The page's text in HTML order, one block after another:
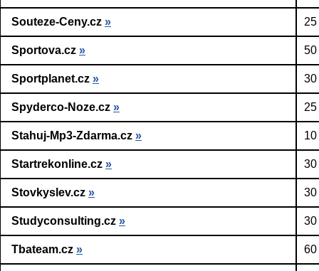
Souteze-Ceny.cz »
Sportova.cz » 50
Sportplanet.cz » 30
Spyderco-Noze.cz »
Stahuj-Mp3-Zdarma.cz »
Startrekonline.cz » 30
Stovkyslev.cz » 30
Studyconsulting.cz » 30
Tbateam.cz » 60